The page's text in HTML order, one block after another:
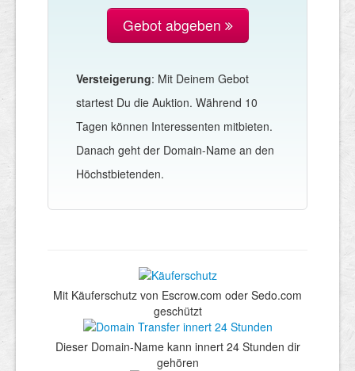
Gebot abgeben
Versteigerung: Mit Deinem Gebot
startest Du die Auktion. Während 10
Tagen können Interessenten mitbieten.
Danach geht der Domain-Name an den
Höchstbietenden.
Mit Käuferschutz von Escrow.com oder Sedo.com
geschützt
Dieser Domain-Name kann innert 24 Stunden dir
gehören